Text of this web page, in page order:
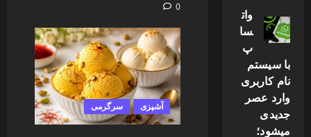
0
آشپزی سرگرمی
وات
سا
پ
با سیستم
نام کاربری
وارد عصر
جدیدی
میشود؛